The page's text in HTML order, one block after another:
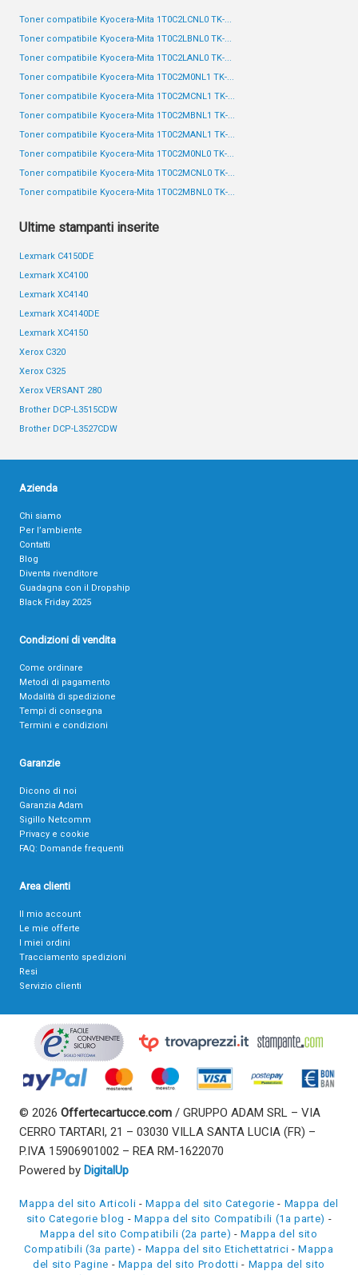
Toner compatibile Kyocera-Mita 1T0C2LCNL0 TK-...
Toner compatibile Kyocera-Mita 1T0C2LBNL0 TK-...
Toner compatibile Kyocera-Mita 1T0C2LANL0 TK-...
Toner compatibile Kyocera-Mita 1T0C2M0NL1 TK-...
Toner compatibile Kyocera-Mita 1T0C2MCNL1 TK-...
Toner compatibile Kyocera-Mita 1T0C2MBNL1 TK-...
Toner compatibile Kyocera-Mita 1T0C2MANL1 TK-...
Toner compatibile Kyocera-Mita 1T0C2M0NL0 TK-...
Toner compatibile Kyocera-Mita 1T0C2MCNL0 TK-...
Toner compatibile Kyocera-Mita 1T0C2MBNL0 TK-...
Ultime stampanti inserite
Lexmark C4150DE
Lexmark XC4100
Lexmark XC4140
Lexmark XC4140DE
Lexmark XC4150
Xerox C320
Xerox C325
Xerox VERSANT 280
Brother DCP-L3515CDW
Brother DCP-L3527CDW
Azienda
Chi siamo
Per l’ambiente
Contatti
Blog
Diventa rivenditore
Guadagna con il Dropship
Black Friday 2025
Condizioni di vendita
Come ordinare
Metodi di pagamento
Modalità di spedizione
Tempi di consegna
Termini e condizioni
Garanzie
Dicono di noi
Garanzia Adam
Sigillo Netcomm
Privacy e cookie
FAQ: Domande frequenti
Area clienti
Il mio account
Le mie offerte
I miei ordini
Tracciamento spedizioni
Resi
Servizio clienti
© 2026 Offertecartucce.com / GRUPPO ADAM SRL – VIA
CERRO TARTARI, 21 – 03030 VILLA SANTA LUCIA (FR) –
P.IVA 15906901002 – REA RM-1622070
Powered by DigitalUp
Mappa del sito Articoli -Mappa del sito Categorie - Mappa del
sito Categorie blog - Mappa del sito Compatibili (1a parte) -
Mappa del sito Compatibili (2a parte) -Mappa del sito
Compatibili (3a parte) - Mappa del sito Etichettatrici -Mappa
del sito Pagine - Mappa del sito Prodotti - Mappa del sito